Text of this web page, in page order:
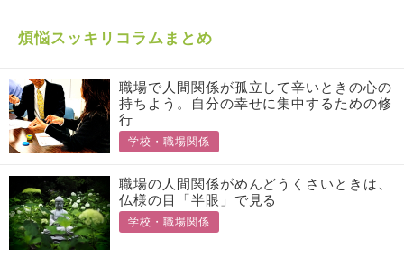
煩悩スッキリコラムまとめ
職場で人間関係が孤立して辛いときの心の
持ちよう。自分の幸せに集中するための修
行
学校・職場関係
職場の人間関係がめんどうくさいときは、
仏様の目「半眼」で見る
学校・職場関係